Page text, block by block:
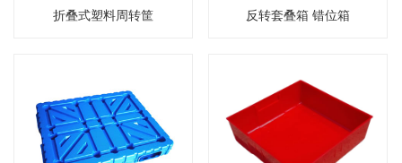
折叠式塑料周转筐 反转套叠箱 错位箱